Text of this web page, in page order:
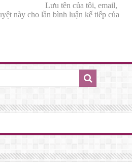
Lưu tên của tôi, email,
này cho lần bình luận kế tiếp của